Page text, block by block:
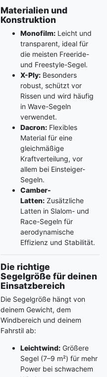
Materialien und
Konstruktion
Monofilm:Leicht und
transparent, ideal für
die meisten Freeride-
und Freestyle-Segel.
X-Ply:Besonders
robust, schützt vor
Rissen und wird häufig
in Wave-Segeln
verwendet.
Dacron:Flexibles
Material für eine
gleichmäßige
Kraftverteilung, vor
allem bei Einsteiger-
Segeln.
Camber-
Latten:Zusätzliche
Latten in Slalom- und
Race-Segeln für
aerodynamische
Effizienz und Stabilität.
Die richtige
Segelgröße für deinen
Einsatzbereich
Die Segelgröße hängt von
deinem Gewicht, dem
Windbereich und deinem
Fahrstil ab:
Leichtwind:Größere
Segel (7–9 m²) für mehr
Power bei schwachem